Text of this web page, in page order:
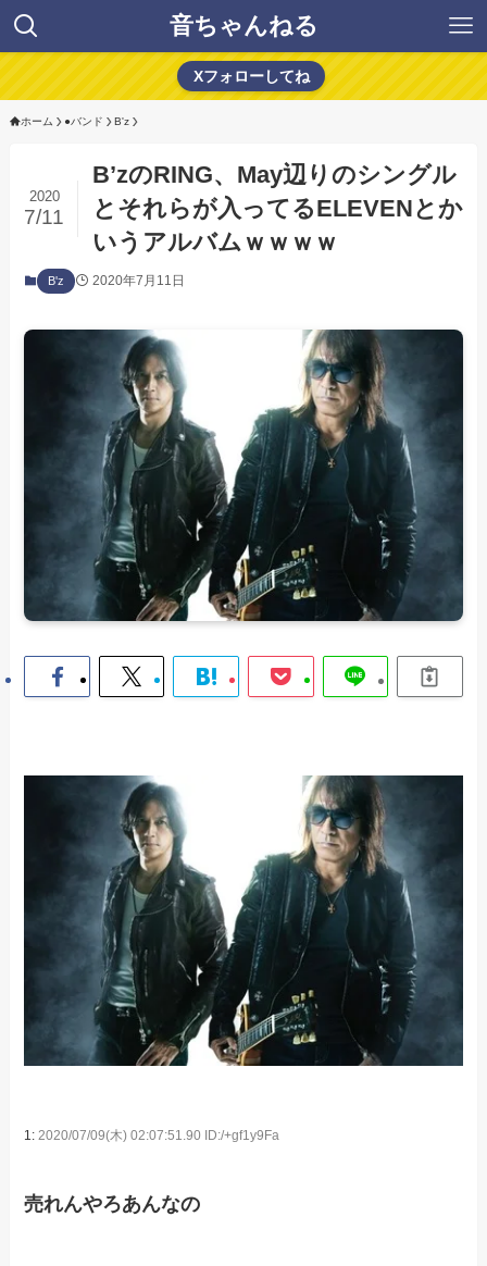
音ちゃんねる
Xフォローしてね
ホーム ●バンド B'z
B’zのRING、May辺りのシングル
とそれらが入ってるELEVENとか
いうアルバムｗｗｗｗ
2020
7/11
B'z 2020年7月11日
1:2020/07/09(木) 02:07:51.90 ID:/+gf1y9Fa
売れんやろあんなの